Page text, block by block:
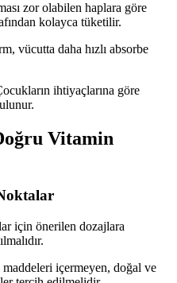
zor olabilen haplara göre
kolayca tüketilir.
vücutta daha hızlı absorbe
ihtiyaçlarına göre
Vitamin
için önerilen dozajlara
maddeleri içermeyen, doğal ve